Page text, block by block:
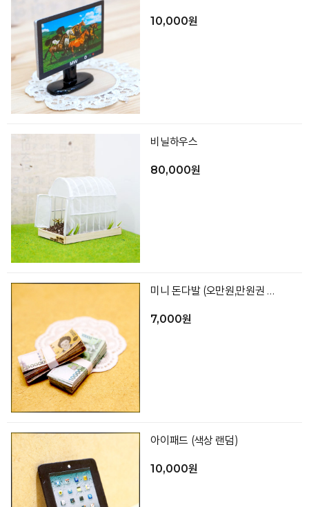
10,000원
비닐하우스
80,000원
미니 돈다발 (오만원,만원권 중 선택2개)
7,000원
아이패드 (색상 랜덤)
10,000원